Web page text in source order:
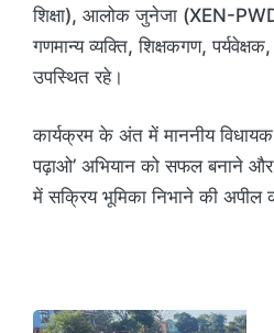
शिक्षा), आलोक जुनेजा (XEN-
गणमान्य व्यक्ति, शिक्षकगण,
उपस्थित रहे।
कार्यक्रम के अंत में माननीय
पढ़ाओ’ अभियान को सफल बनाने
में सक्रिय भूमिका निभाने की अपील